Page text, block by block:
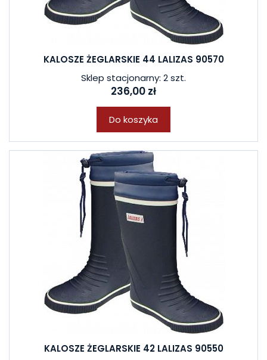
KALOSZE ŻEGLARSKIE 44 LALIZAS 90570
Sklep stacjonarny: 2 szt.
236,00 zł
Do koszyka
KALOSZE ŻEGLARSKIE 42 LALIZAS 90550